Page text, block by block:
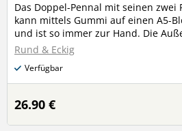
Das Doppel-Pennal mit seinen zwei
kann mittels Gummi auf einen A5-
und ist so immer zur Hand. Die Außenseite besteht aus
Jeans und festem Stoff mit Weltkartendruck. Ins
passen z.B. Stifte, das hintere hat
Reißverschlussschieber, sodass es
geöffnet werden kannm und ist mit
Kunststoffgewebe gefüttert - z.B.
kann das Futter nach Verwendung
desinfiziert werden. Ins hintere Pennal passen aber auch
Rund & Eckig
Verfügbar
26.90 €